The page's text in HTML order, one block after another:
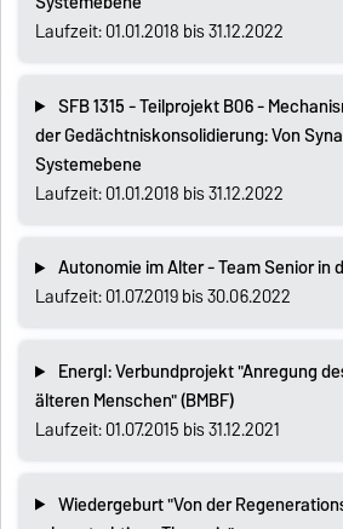
Laufzeit: 01.01.2018 bis 31.12.2022
SFB 1315 - Teilprojekt B06 -
der Gedächtniskonsolidierung: Von
Systemebene
Laufzeit: 01.01.2018 bis 31.12.2022
Autonomie im Alter - Team Senior in
Laufzeit: 01.07.2019 bis 30.06.2022
EnergI: Verbundprojekt "Anregung
älteren Menschen" (BMBF)
Laufzeit: 01.07.2015 bis 31.12.2021
Wiedergeburt "Von der